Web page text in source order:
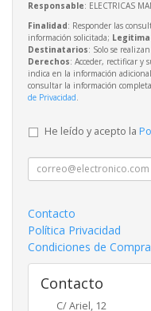
Responsable: ELECTRICAS
Finalidad: Responder las
información solicitada;
Destinatarios: Solo se
Derechos: Acceder, rectificar y
indica en la información
consultar la información
de Privacidad
He leído y acepto la
Contacto
Política Privacidad
Condiciones de Compra
Contacto
C/ Ariel, 12